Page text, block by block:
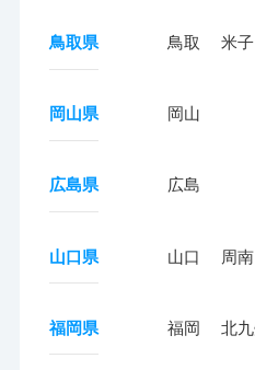
鳥取県 鳥取 米子
岡山県 岡山
広島県 広島
山口県 山口 周南
福岡県 福岡 北九